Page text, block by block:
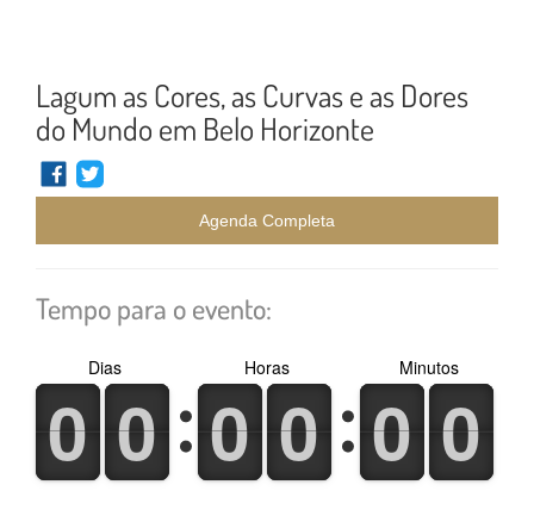
Lagum as Cores, as Curvas e as Dores
do Mundo em Belo Horizonte
Agenda Completa
Tempo para o evento:
0
0
1
1 0
0
1
1
Dias
0
0
1
1 0
0
1
1
Horas
0
0
1
1 0
0
1
1
Minutos